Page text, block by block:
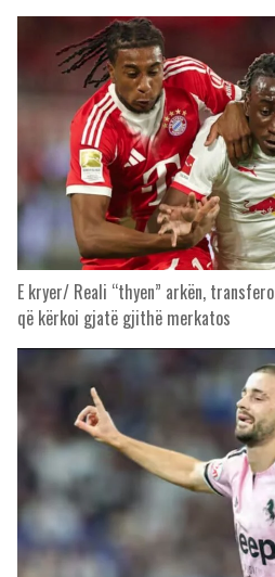
E kryer/ Reali “thyen” arkën,
që kërkoi gjatë gjithë merkatos